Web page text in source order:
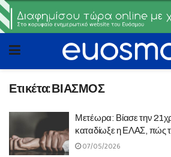
Ετικέτα:ΒΙΑΣΜΟΣ
Μετέωρα: Βίασε την
καταδίωξε η ΕΛΑΣ, πώς
07/05/2026